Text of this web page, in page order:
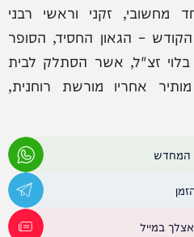
זקני וראשי רבני
– הגאון החסיד, הסופר
בלוי זצ"ל, אשר הסתלק לבית
כשהוא מותיר אחריו מורשת רוחנית,
המחדש
במייל